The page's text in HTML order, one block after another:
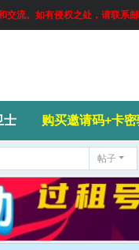
交流。如有侵权之处，请联
士 购买邀请码+卡
帖子